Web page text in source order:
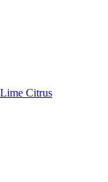
Citrus